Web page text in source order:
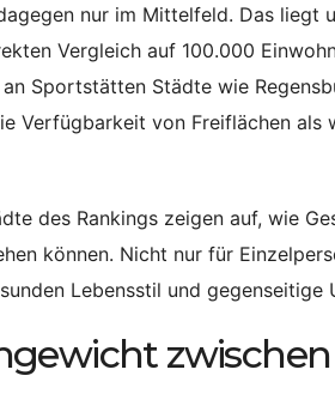
nur im Mittelfeld. Das liegt
Vergleich auf 100.000
Sportstätten Städte wie
Verfügbarkeit von Freiflächen als
des Rankings zeigen auf, wie
können. Nicht nur für
Lebensstil und gegenseitige